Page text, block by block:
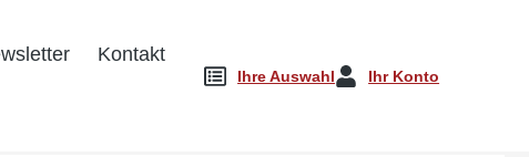
Kontakt
Ihre Auswahl Ihr Konto